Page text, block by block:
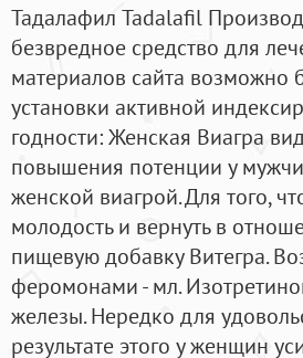
Тадалафил Tadalafil
безвредное средство для
материалов сайта возможно
установки активной
годности: Женская Виагра
повышения потенции у
женской виагрой. Для того,
молодость и вернуть в
пищевую добавку Витегра.
феромонами - мл.
железы. Нередко для
результате этого у женщин